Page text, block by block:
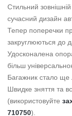
Стильний
сучасний дизайн
Тепер поперечки
закруглюються до
Удосконалена
більш
Багажник стало
Швидке зняття та
(використовуйте
710750).